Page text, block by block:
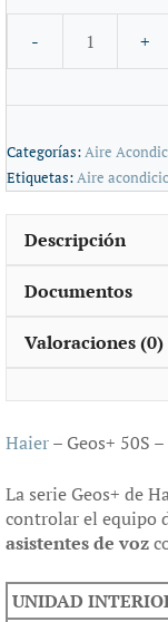
Categorías:Aire
Etiquetas:Aire
Descripción
Documentos
Valoraciones (0)
Haier– Geos+ 50S
La serie Geos+ de
controlar el equipo
asistentes de voz
UNIDAD